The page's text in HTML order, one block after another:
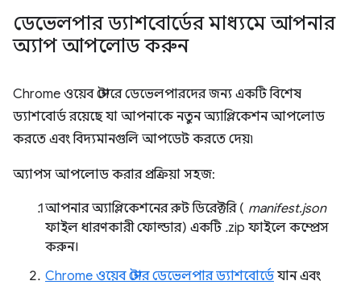
ডেভেলপার ড্যাশবোর্ডের মাধ্যমে আপনার
অ্যাপ আপলোড করুন
Chrome ওয়েব স্টোরে ডেভেলপারদের জন্য একটি বিশেষ
ড্যাশবোর্ড রয়েছে যা আপনাকে নতুন অ্যাপ্লিকেশন আপলোড
করতে এবং বিদ্যমানগুলি আপডেট করতে দেয়৷
অ্যাপস আপলোড করার প্রক্রিয়া সহজ:
আপনার অ্যাপ্লিকেশনের রুট ডিরেক্টরি ( manifest.json
ফাইল ধারণকারী ফোল্ডার) একটি .zip ফাইলে কম্প্রেস
করুন।
Chrome ওয়েব স্টোর ডেভেলপার ড্যাশবোর্ডেযান এবং